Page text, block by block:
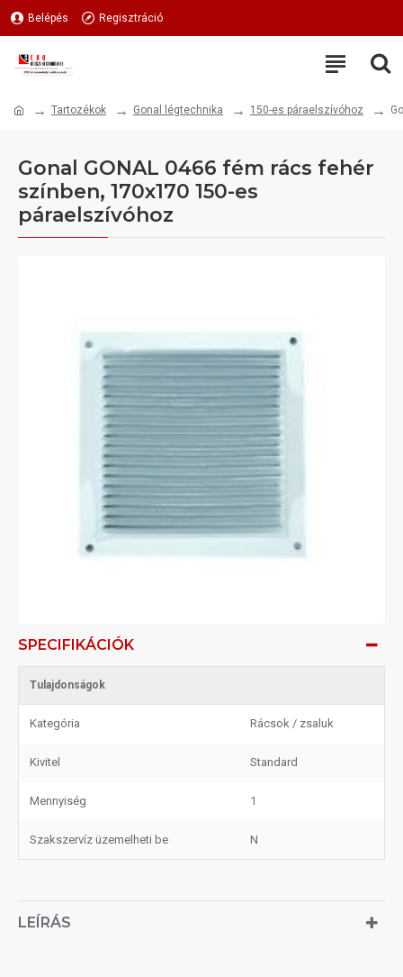
Belépés Regisztráció
Tartozékok Gonal légtechnika 150-es páraelszívóhoz
Gonal GONAL 0466 fém rács fehér
színben, 170x170 150-es
páraelszívóhoz
SPECIFIKÁCIÓK
Tulajdonságok
Kategória Rácsok / zsaluk
Kivitel Standard
Mennyiség 1
Szakszervíz üzemelheti be N
LEÍRÁS